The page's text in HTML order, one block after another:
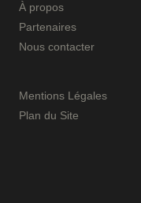
À propos
Partenaires
Nous contacter
Mentions Légales
Plan du Site